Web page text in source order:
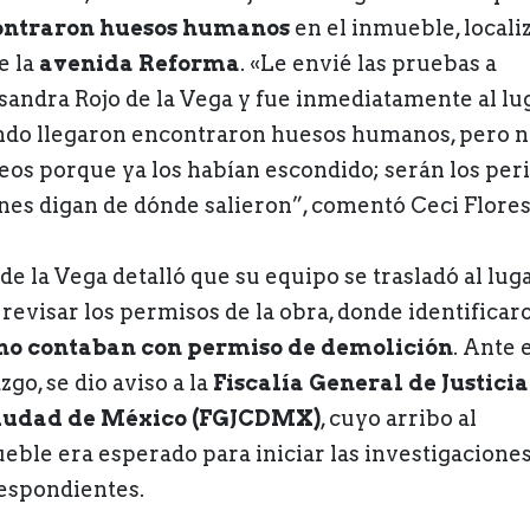
huesos humanosen el inmueble,
la avenida Reforma. «Le envié las pruebas a
Rojo de la Vega y fue inmediatamente al
llegaron encontraron huesos humanos, pero
porque ya los habían escondido; serán los
digan de dónde salieron”, comentó Ceci
la Vega detalló que su equipo se trasladó al
los permisos de la obra, donde
contaban con permiso de demolición. Ante
se dio aviso a la Fiscalía General de
de México (FGJCDMX), cuyo arribo al
era esperado para iniciar las